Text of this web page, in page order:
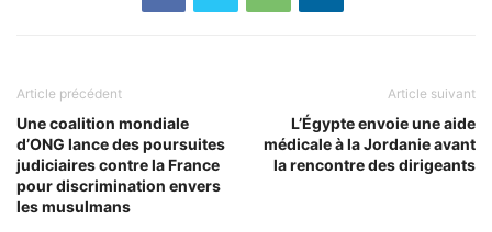
Article précédent
Une coalition mondiale
d’ONG lance des poursuites
judiciaires contre la France
pour discrimination envers
les musulmans
Article suivant
L’Égypte envoie une aide
médicale à la Jordanie avant
la rencontre des dirigeants